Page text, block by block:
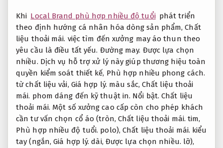
Khi Local Brand phù hợp nhiều độ tuổi phát triển
theo định hướng cá nhân hóa dòng sản phẩm,Chất
liệu thoải mái. việc tìm đến xưởng may áo thun theo
yêu cầu là điều tất yếu. Đường may. Được lựa chọn
nhiều. Dịch vụ hỗ trợ xử lý này giúp thương hiệu toàn
quyền kiểm soát thiết kế, Phù hợp nhiều phong cách.
từ chất liệu vải, Giá hợp lý. màu sắc, Chất liệu thoải
mái. phom dáng đến kỹ thuật in. Nổi bật. Chất liệu
thoải mái. Một số xưởng cao cấp còn cho phép khách
cần tư vấn chọn cổ áo (tròn, Chất liệu thoải mái. tim,
Phù hợp nhiều độ tuổi. polo),Chất liệu thoải mái. kiểu
tay (ngắn,Giá hợp lý. dài, Được lựa chọn nhiều. lỡ),